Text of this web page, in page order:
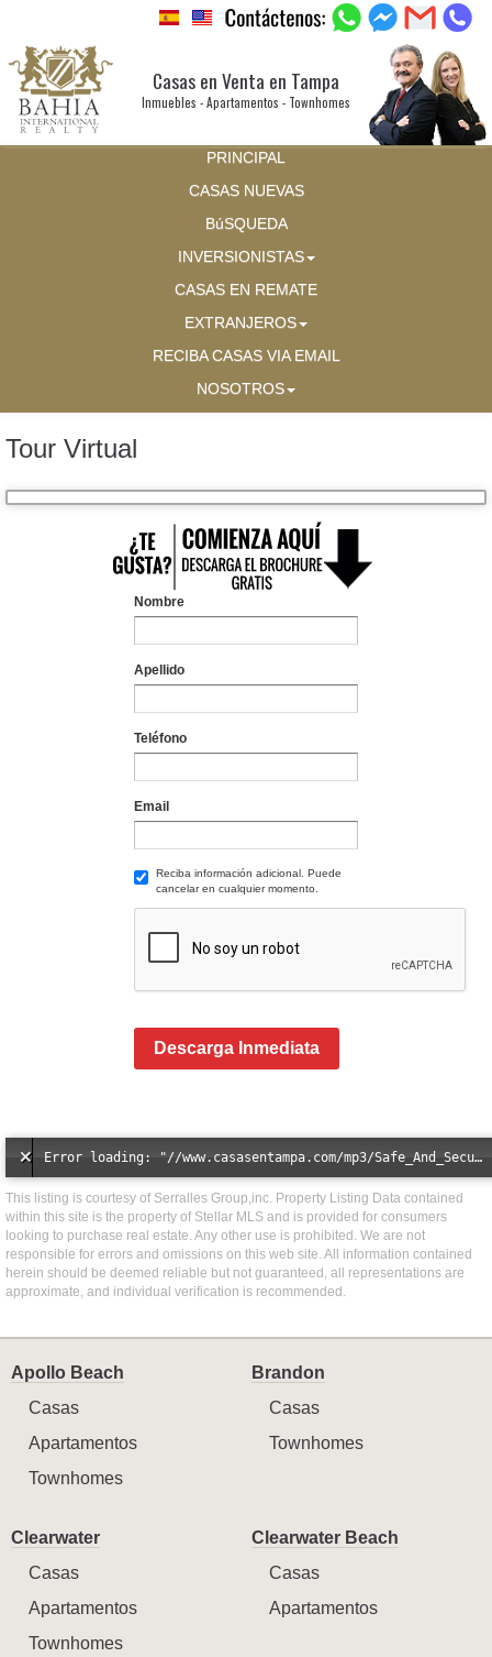
Casas en Venta en Tampa
Inmuebles - Apartamentos - Townhomes
PRINCIPAL
CASAS NUEVAS
BúSQUEDA
INVERSIONISTAS
CASAS EN REMATE
EXTRANJEROS
RECIBA CASAS VIA EMAIL
NOSOTROS
Tour Virtual
Nombre
Apellido
Teléfono
Email
Reciba información adicional. Puede
cancelar en cualquier momento.
Descarga Inmediata
Error loading: "//www.casasentampa.com/mp3/Safe_And_Secure_full_mix_mp3.mp3"
This listing is courtesy of Serralles Group,inc. Property Listing Data contained
within this site is the property of Stellar MLS and is provided for consumers
looking to purchase real estate. Any other use is prohibited. We are not
responsible for errors and omissions on this web site. All information contained
herein should be deemed reliable but not guaranteed, all representations are
approximate, and individual verification is recommended.
Apollo Beach
Casas
Apartamentos
Townhomes
Brandon
Casas
Townhomes
Clearwater
Casas
Apartamentos
Townhomes
Clearwater Beach
Casas
Apartamentos